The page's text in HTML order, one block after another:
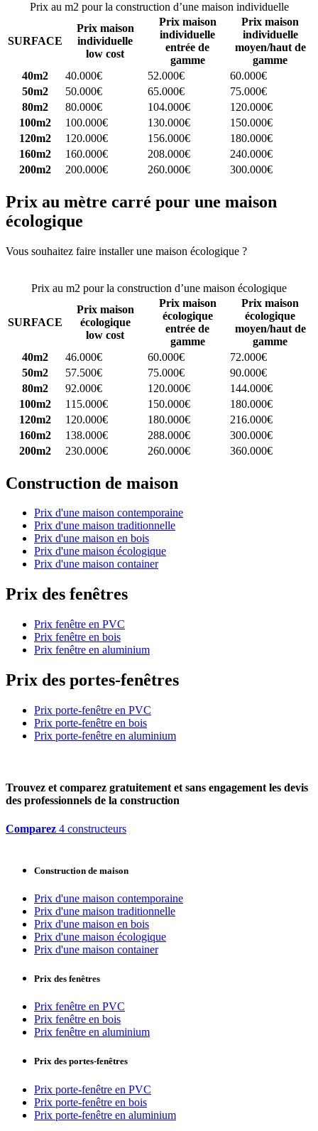
Prix au m2 pour la construction d’une maison individuelle
SURFACE
Prix maison
individuelle
low cost
Prix maison
individuelle
entrée de
gamme
Prix maison
individuelle
moyen/haut de
gamme
40m2
40.000€ 52.000€
60.000€
50m2
50.000€ 65.000€
75.000€
80m2
80.000€ 104.000€
120.000€
100m2
100.000€ 130.000€
150.000€
120m2
120.000€ 156.000€
180.000€
160m2
160.000€ 208.000€
240.000€
200m2
200.000€ 260.000€ 300.000€
Prix au mètre carré pour une maison
écologique
Vous souhaitez faire installer une maison écologique ?
Prix au m2 pour la construction d’une maison écologique
SURFACE
Prix maison
écologique
low cost
Prix maison
écologique
entrée de
gamme
Prix maison
écologique
moyen/haut de
gamme
40m2
46.000€ 60.000€
72.000€
50m2
57.500€ 75.000€
90.000€
80m2
92.000€ 120.000€
144.000€
100m2
115.000€ 150.000€
180.000€
120m2
120.000€ 180.000€
216.000€
160m2
138.000€ 288.000€
300.000€
200m2
230.000€ 260.000€ 360.000€
Construction de maison
Prix d'une maison contemporaine
Prix d'une maison traditionnelle
Prix d'une maison en bois
Prix d'une maison écologique
Prix d'une maison container
Prix des fenêtres
Prix fenêtre en PVC
Prix fenêtre en bois
Prix fenêtre en aluminium
Prix des portes-fenêtres
Prix porte-fenêtre en PVC
Prix porte-fenêtre en bois
Prix porte-fenêtre en aluminium
Trouvez et comparez gratuitement et sans engagement les devis
des professionnels de la construction
Comparez 4 constructeurs
Construction de maison
Prix d'une maison contemporaine
Prix d'une maison traditionnelle
Prix d'une maison en bois
Prix d'une maison écologique
Prix d'une maison container
Prix des fenêtres
Prix fenêtre en PVC
Prix fenêtre en bois
Prix fenêtre en aluminium
Prix des portes-fenêtres
Prix porte-fenêtre en PVC
Prix porte-fenêtre en bois
Prix porte-fenêtre en aluminium